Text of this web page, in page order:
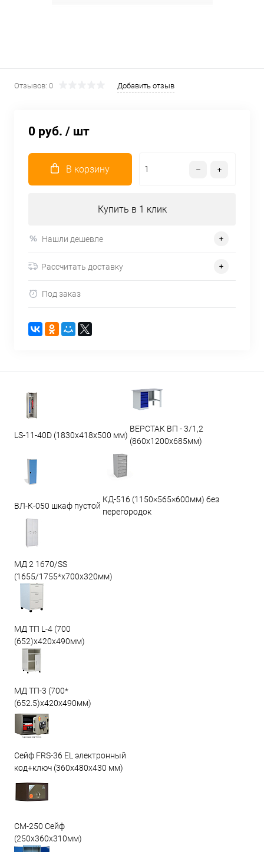
Отзывов: 0 Добавить отзыв
0 руб. / шт
В корзину
Купить в 1 клик
Нашли дешевле
Рассчитать доставку
Под заказ
LS-11-40D (1830x418x500 мм)
ВЕРСТАК ВП - 3/1,2
(860х1200х685мм)
ВЛ-К-050 шкаф пустой
КД-516 (1150×565×600мм) без
перегородок
МД 2 1670/SS
(1655/1755*x700x320мм)
МД ТП L-4 (700
(652)x420x490мм)
МД ТП-3 (700*
(652.5)x420x490мм)
Сейф FRS-36 EL электронный
код+ключ (360x480x430 мм)
СМ-250 Сейф
(250х360х310мм)